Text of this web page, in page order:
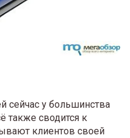
сейчас у большинства
также сводится к
клиентов своей